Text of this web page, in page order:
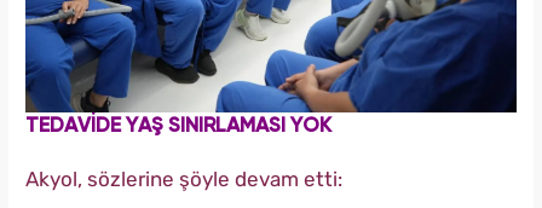
TEDAVİDE YAŞ SINIRLAMASI YOK
Akyol, sözlerine şöyle devam etti: